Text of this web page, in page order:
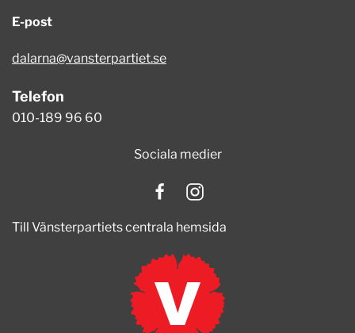
E-post
dalarna@vansterpartiet.se
Telefon
010-189 96 60
Sociala medier
Till Vänsterpartiets centrala hemsida